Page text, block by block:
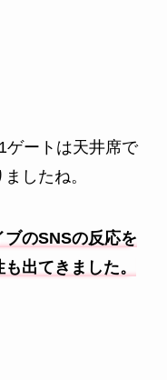
ゲートは天井席で
したね。
ブのSNSの反応を
出てきました。